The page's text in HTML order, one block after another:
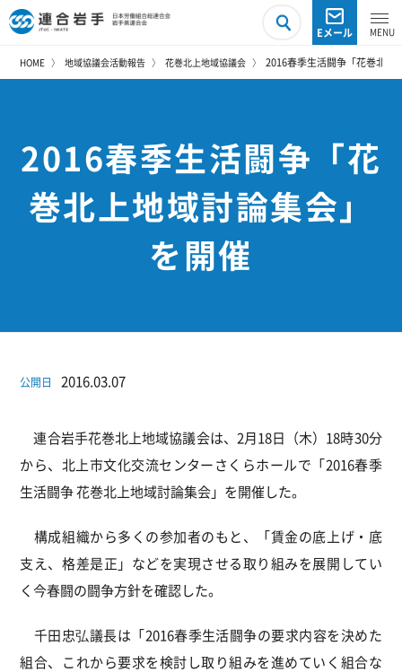
Eメール
HOME 地域協議会活動報告 花巻北上地域協議会 2016春季生活闘争「花巻北上
2016春季生活闘争「花
巻北上地域討論集会」
を開催
公開日 2016.03.07
連合岩手花巻北上地域協議会は、2月18日（木）18時30分
から、北上市文化交流センターさくらホールで「2016春季
生活闘争 花巻北上地域討論集会」を開催した。
構成組織から多くの参加者のもと、「賃金の底上げ・底
支え、格差是正」などを実現させる取り組みを展開してい
く今春闘の闘争方針を確認した。
千田忠弘議長は「2016春季生活闘争の要求内容を決めた
組合、これから要求を検討し取り組みを進めていく組合な